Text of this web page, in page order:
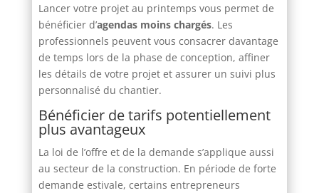
Lancer votre projet au printemps vous permet de
bénéficier d’agendas moins chargés. Les
professionnels peuvent vous consacrer davantage
de temps lors de la phase de conception, affiner
les détails de votre projet et assurer un suivi plus
personnalisé du chantier.
Bénéficier de tarifs potentiellement
plus avantageux
La loi de l’offre et de la demande s’applique aussi
au secteur de la construction. En période de forte
demande estivale, certains entrepreneurs